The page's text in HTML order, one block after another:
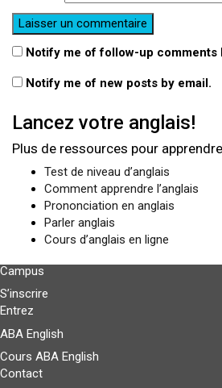
Notify me of follow-up comments
Notify me of new posts by email.
Lancez votre anglais!
Plus de ressources pour
Test de niveau d’anglais
Comment apprendre l’anglais
Prononciation en anglais
Parler anglais
Cours d’anglais en ligne
Campus
S’inscrire
Entrez
ABA English
Cours ABA English
Contact